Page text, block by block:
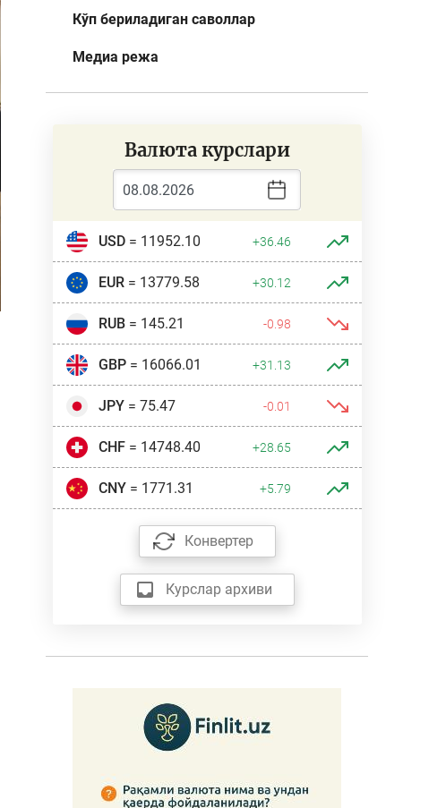
Кўп бериладиган саволлар
Медиа режа
Валюта курслари
USD= 11952.10 +36.46
EUR= 13779.58 +30.12
RUB= 145.21 -0.98
GBP= 16066.01 +31.13
JPY= 75.47 -0.01
CHF= 14748.40 +28.65
CNY= 1771.31 +5.79
Конвертер
Курслар архиви